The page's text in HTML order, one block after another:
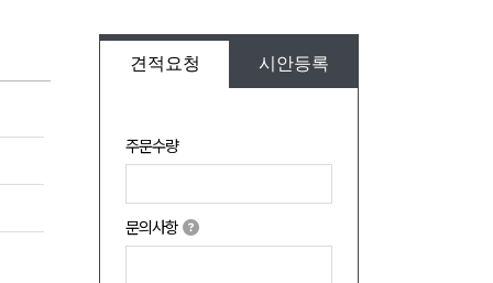
견적요청 시안등록
주문수량
문의사항